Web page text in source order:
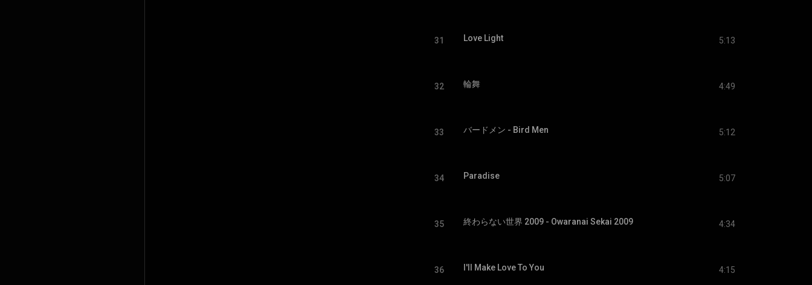
31 Love Light 5:13
32 輪舞 4:49
33 バードメン - Bird Men 5:12
34 Paradise 5:07
35 終わらない世界 2009 - Owaranai Sekai 2009 4:34
36 I'll Make Love To You 4:15